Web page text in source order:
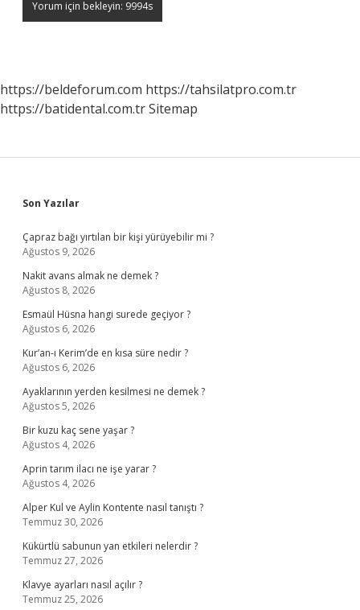
https://beldeforum.com https://tahsilatpro.com.tr
https://batidental.com.trSitemap
Sidebar
Son Yazılar
Çapraz bağı yırtılan bir kişi yürüyebilir mi ?
Ağustos 9, 2026
Nakit avans almak ne demek ?
Ağustos 8, 2026
Esmaül Hüsna hangi surede geçiyor ?
Ağustos 6, 2026
Kur’an-ı Kerim’de en kısa süre nedir ?
Ağustos 6, 2026
Ayaklarının yerden kesilmesi ne demek ?
Ağustos 5, 2026
Bir kuzu kaç sene yaşar ?
Ağustos 4, 2026
Aprin tarım ilacı ne işe yarar ?
Ağustos 4, 2026
Alper Kul ve Aylin Kontente nasıl tanıştı ?
Temmuz 30, 2026
Kükürtlü sabunun yan etkileri nelerdir ?
Temmuz 27, 2026
Klavye ayarları nasıl açılır ?
Temmuz 25, 2026